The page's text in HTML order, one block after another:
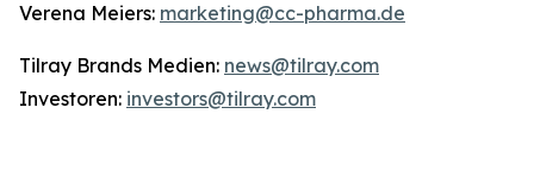
Verena Meiers: marketing@cc-pharma.de
Tilray Brands Medien: news@tilray.com
Investoren: investors@tilray.com